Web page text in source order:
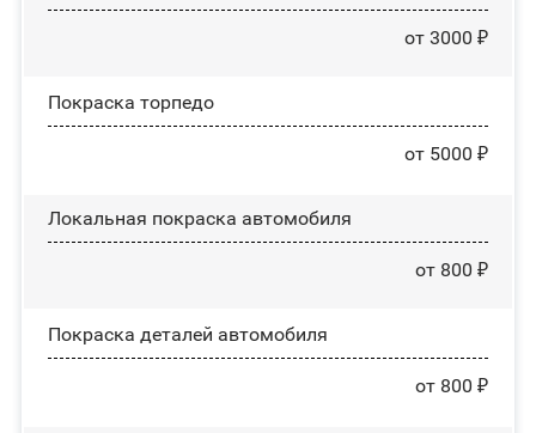
от 3000 ₽
Покраска торпедо
от 5000 ₽
Локальная покраска автомобиля
от 800 ₽
Покраска деталей автомобиля
от 800 ₽